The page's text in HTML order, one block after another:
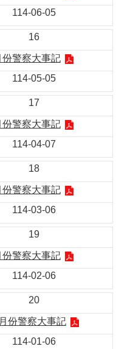
114-06-05
16
份警察大事記
114-05-05
17
份警察大事記
114-04-07
18
份警察大事記
114-03-06
19
份警察大事記
114-02-06
20
份警察大事記
114-01-06